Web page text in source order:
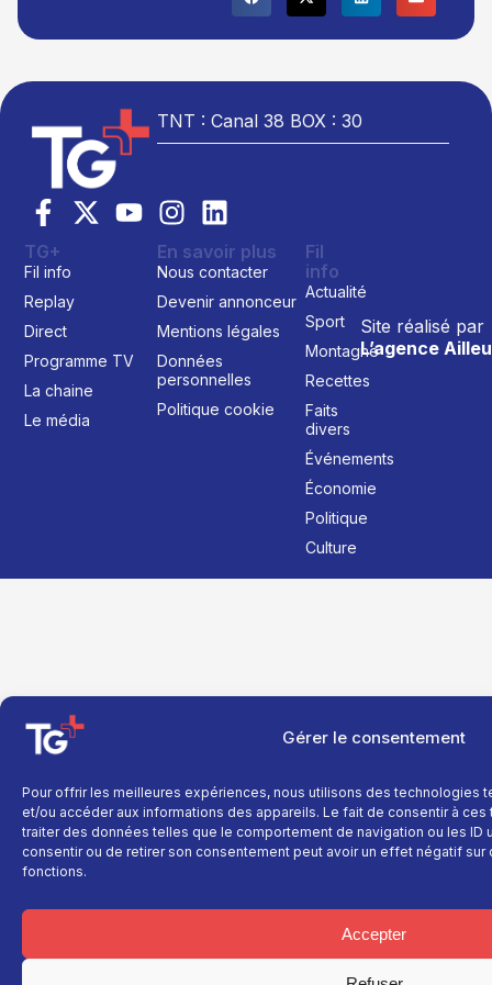
Gérer le consentement
Pour offrir les meilleures expériences, nous utilisons des technologies
et/ou accéder aux informations des appareils. Le fait de consentir à
traiter des données telles que le comportement de navigation ou les ID
consentir ou de retirer son consentement peut avoir un effet négatif
fonctions.
Accepter
TNT : Canal 38 BOX : 30
Site réalisé par
L’agence
TG+
Fil info
Replay
Direct
Programme TV
La chaine
Le média
En savoir plus
Nous contacter
Devenir annonceur
Mentions légales
Données
personnelles
Politique cookie
Fil
info
Actualité
Sport
Montagne
Recettes
Faits
divers
Événements
Économie
Politique
Culture